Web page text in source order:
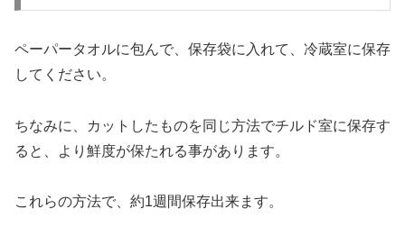
ペーパータオルに包んで、保存袋に入れて、冷蔵室に保存
してください。
ちなみに、カットしたものを同じ方法でチルド室に保存す
ると、より鮮度が保たれる事があります。
これらの方法で、約1週間保存出来ます。